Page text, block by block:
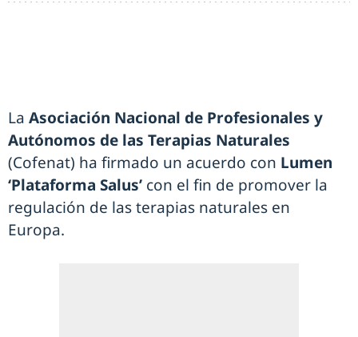
La Asociación Nacional de Profesionales y
Autónomos de las Terapias Naturales
(Cofenat) ha firmado un acuerdo con Lumen
‘Plataforma Salus’ con el fin de promover la
regulación de las terapias naturales en
Europa.